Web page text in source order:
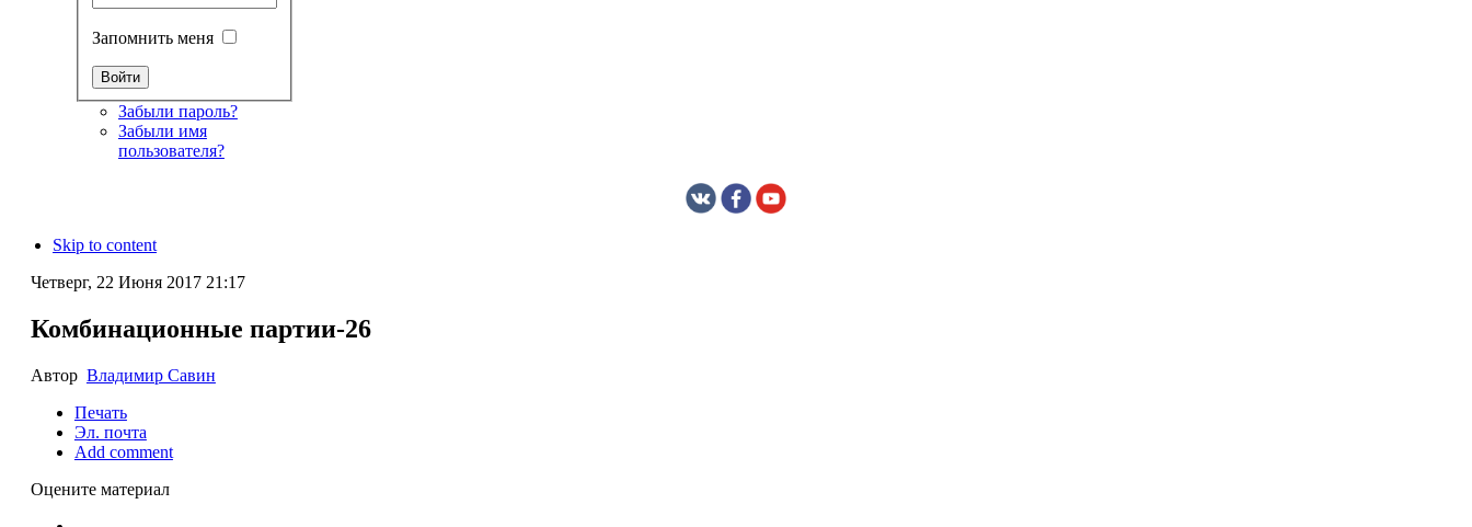
Запомнить меня
Забыли пароль?
Забыли имя
пользователя?
Skip to content
Четверг, 22 Июня 2017 21:17
Комбинационные партии-26
Автор Владимир Савин
Печать
Эл. почта
Add comment
Оцените материал